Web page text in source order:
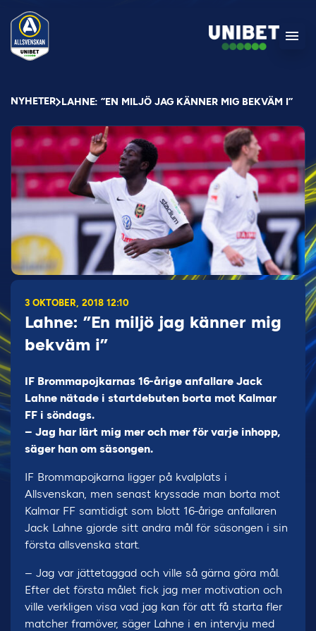
NYHETER LAHNE: ”EN MILJÖ JAG KÄNNER MIG BEKVÄM I”
3 OKTOBER, 2018 12:10
Lahne: ”En miljö jag känner mig
bekväm i”
IF Brommapojkarnas 16-årige anfallare Jack
Lahne nätade i startdebuten borta mot Kalmar
FF i söndags.
– Jag har lärt mig mer och mer för varje inhopp,
säger han om säsongen.
IF Brommapojkarna ligger på kvalplats i
Allsvenskan, men senast kryssade man borta mot
Kalmar FF samtidigt som blott 16-årige anfallaren
Jack Lahne gjorde sitt andra mål för säsongen i sin
första allsvenska start.
– Jag var jättetaggad och ville så gärna göra mål.
Efter det första målet fick jag mer motivation och
ville verkligen visa vad jag kan för att få starta fler
matcher framöver, säger Lahne i en intervju med